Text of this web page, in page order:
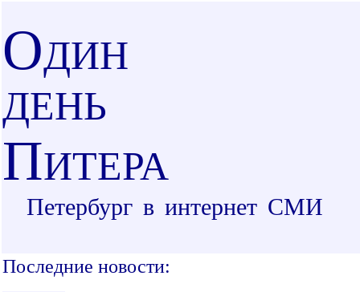
ОДИН
ДЕНЬ
ПИТЕРА
Петербург в интернет СМИ
Последние новости: